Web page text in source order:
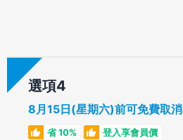
選項
8月15日(星期六)前可免費取消
省 10% 登入享會員價